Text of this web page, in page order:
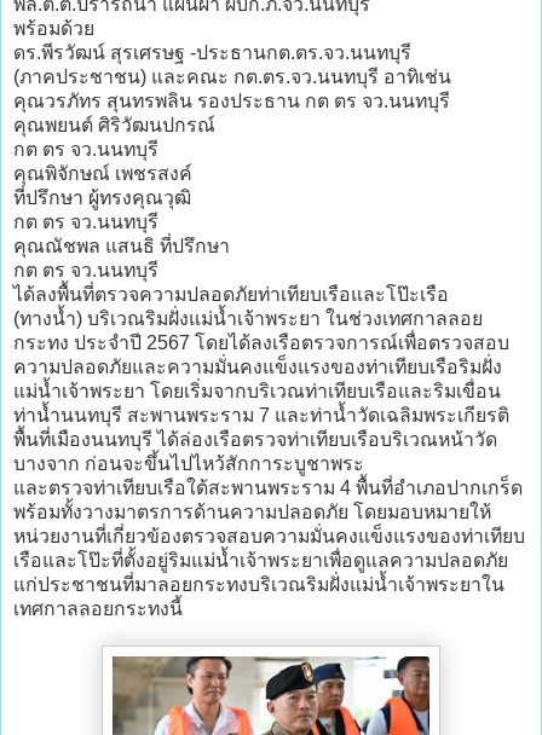
พล.ต.ต.ปรารถนา แผ่นผา ผบก.ภ.จว.นนทบุรี
พร้อมด้วย
ดร.พีรวัฒน์ สุรเศรษฐ -ประธานกต.ตร.จว.นนทบุรี
(ภาคประชาชน) และคณะ กต.ตร.จว.นนทบุรี อาทิเช่น
คุณวรภัทร สุนทรพลิน รองประธาน กต ตร จว.นนทบุรี
คุณพยนต์ ศิริวัฒนปกรณ์
กต ตร จว.นนทบุรี
คุณพิจักษณ์ เพชรสงค์
ที่ปรึกษา ผู้ทรงคุณวุฒิ
กต ตร จว.นนทบุรี
คุณณัชพล แสนธิ ที่ปรึกษา
กต ตร จว.นนทบุรี
ได้ลงพื้นที่ตรวจความปลอดภัยท่าเทียบเรือและโป๊ะเรือ
(ทางน้ำ) บริเวณริมฝั่งแม่น้ำเจ้าพระยา ในช่วงเทศกาลลอย
กระทง ประจำปี 2567 โดยได้ลงเรือตรวจการณ์เพื่อตรวจสอบ
ความปลอดภัยและความมั่นคงแข็งแรงของท่าเทียบเรือริมฝั่ง
แม่น้ำเจ้าพระยา โดยเริ่มจากบริเวณท่าเทียบเรือและริมเขื่อน
ท่าน้ำนนทบุรี สะพานพระราม 7 และท่าน้ำวัดเฉลิมพระเกียรติ
พื้นที่เมืองนนทบุรี ได้ล่องเรือตรวจท่าเทียบเรือบริเวณหน้าวัด
บางจาก ก่อนจะขึ้นไปไหว้สักการะบูชาพระ
และตรวจท่าเทียบเรือใต้สะพานพระราม 4 พื้นที่อำเภอปากเกร็ด
พร้อมทั้งวางมาตรการด้านความปลอดภัย โดยมอบหมายให้
หน่วยงานที่เกี่ยวข้องตรวจสอบความมั่นคงแข็งแรงของท่าเทียบ
เรือและโป๊ะที่ตั้งอยู่ริมแม่น้ำเจ้าพระยาเพื่อดูแลความปลอดภัย
แก่ประชาชนที่มาลอยกระทงบริเวณริมฝั่งแม่น้ำเจ้าพระยาใน
เทศกาลลอยกระทงนี้